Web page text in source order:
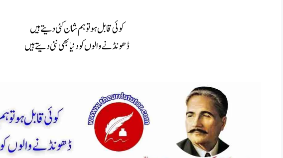
کوئی قابل ہو تو ہم شان کئی دیتے ہیں
ڈھونڈنے والوں کو دنیا بھی نئی دیتے ہیں